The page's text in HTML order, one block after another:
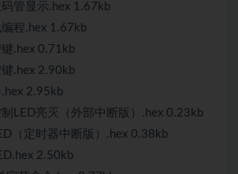
管显示.hex 1.67kb
程.hex 1.67kb
.hex 0.71kb
.hex 2.90kb
2.95kb
LED亮灭（外部中断版）.hex 0.23kb
（定时器中断版）.hex 0.38kb
2.50kb